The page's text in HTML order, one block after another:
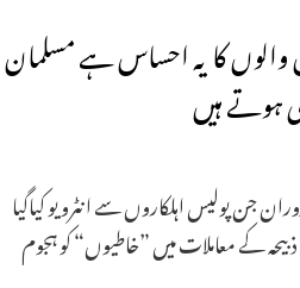
کا یہ احساس ہے مسلمان
ہوتے ہیں
جن پولیس اہلکاروں سے انٹرویو کیاگیا